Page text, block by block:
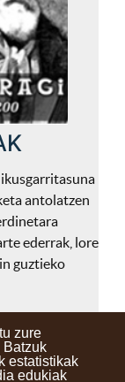
zure
Batzuk
estatistikak
edukiak
antolatzen
ederrak, lore
guztieko
oharra Berriak